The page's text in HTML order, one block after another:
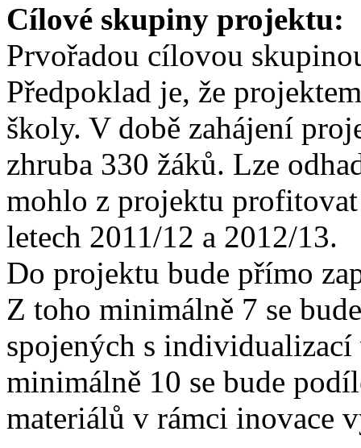
Cílové skupiny projektu:
Prvořadou cílovou
Předpoklad je, že
školy. V době zahájení
zhruba 330 žáků. Lze
mohlo z projektu
letech 2011/12 a 2012/13.
Do projektu bude přímo
Z toho minimálně 7 se
spojených s
minimálně 10 se bude
materiálů v rámci inovace